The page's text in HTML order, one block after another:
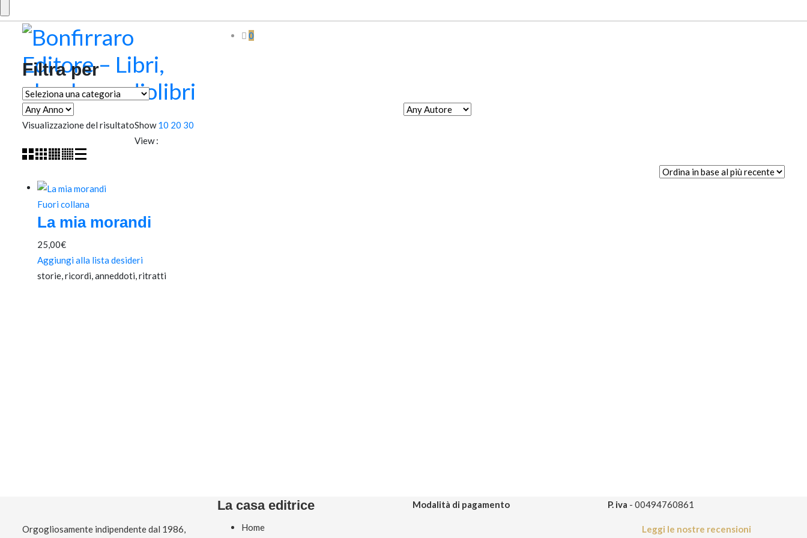
0
Filtra per
Visualizzazione del risultatoShow 10 20 30
View :
Fuori collana
La mia morandi
25,00€
Aggiungi alla lista desideri
storie, ricordi, anneddoti, ritratti
Orgogliosamente indipendente dal 1986,
La casa editrice
Home
Modalità di pagamento P. iva - 00494760861
Leggi le nostre recensioni